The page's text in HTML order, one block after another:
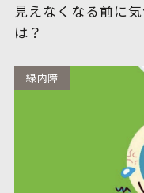
見えなくなる前に
は？
緑内障